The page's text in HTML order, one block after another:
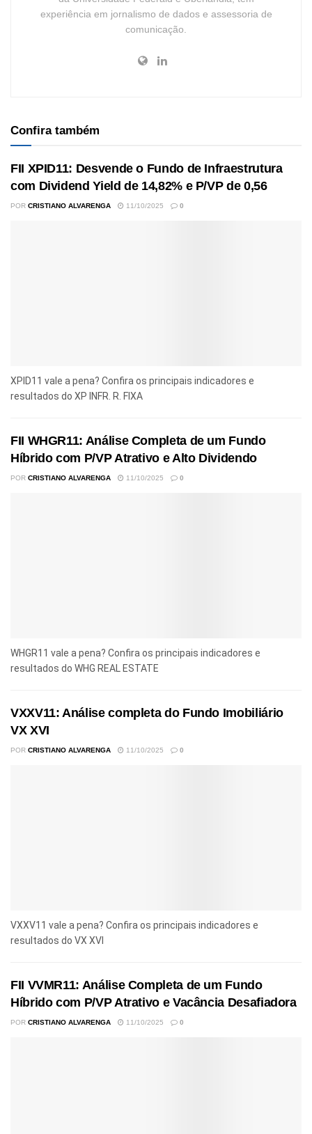
experiência em jornalismo de dados e assessoria de
comunicação.
Confira também
FII XPID11: Desvende o Fundo de Infraestrutura
com Dividend Yield de 14,82% e P/VP de 0,56
POR CRISTIANO ALVARENGA 11/10/2025 0
XPID11 vale a pena? Confira os principais indicadores e
resultados do XP INFR. R. FIXA
FII WHGR11: Análise Completa de um Fundo
Híbrido com P/VP Atrativo e Alto Dividendo
POR CRISTIANO ALVARENGA 11/10/2025 0
WHGR11 vale a pena? Confira os principais indicadores e
resultados do WHG REAL ESTATE
VXXV11: Análise completa do Fundo Imobiliário
VX XVI
POR CRISTIANO ALVARENGA 11/10/2025 0
VXXV11 vale a pena? Confira os principais indicadores e
resultados do VX XVI
FII VVMR11: Análise Completa de um Fundo
Híbrido com P/VP Atrativo e Vacância Desafiadora
POR CRISTIANO ALVARENGA 11/10/2025 0